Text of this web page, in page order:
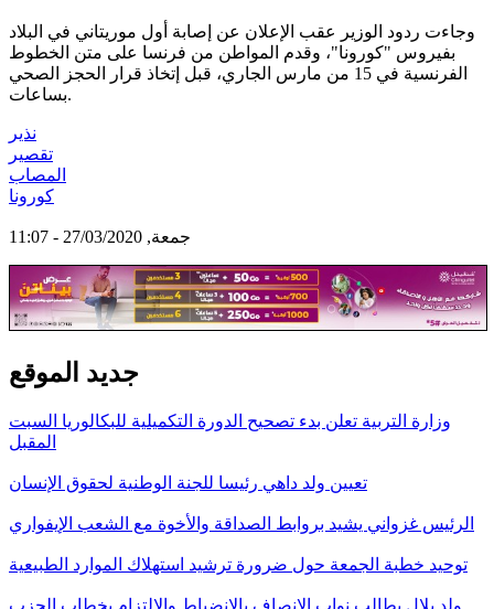
وجاءت ردود الوزير عقب الإعلان عن إصابة أول موريتاني في البلاد
بفيروس "كورونا"، وقدم المواطن من فرنسا على متن الخطوط
الفرنسية في 15 من مارس الجاري، قبل إتخاذ قرار الحجز الصحي
بساعات.
نذير
تقصير
المصاب
كورونا
جمعة, 27/03/2020 - 11:07
جديد الموقع
وزارة التربية تعلن بدء تصحيح الدورة التكميلية للبكالوريا السبت
المقبل
تعيين ولد داهي رئيسا للجنة الوطنية لحقوق الإنسان
الرئيس غزواني يشيد بروابط الصداقة والأخوة مع الشعب الإيفواري
توحيد خطبة الجمعة حول ضرورة ترشيد استهلاك الموارد الطبيعية
ولد بلال يطالب نواب الإنصاف بالانضباط والالتزام بخطاب الحزب